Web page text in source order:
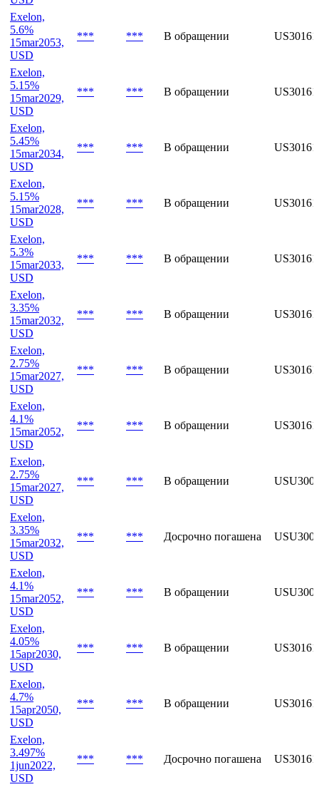
Exelon,
6.5%
15mar2055,
USD
*** *** В обращении
Exelon,
5.6%
15mar2053,
USD
*** *** В обращении
Exelon,
5.15%
15mar2029,
USD
*** *** В обращении
Exelon,
5.45%
15mar2034,
USD
*** *** В обращении
Exelon,
5.15%
15mar2028,
USD
*** *** В обращении
Exelon,
5.3%
15mar2033,
USD
*** *** В обращении
Exelon,
3.35%
15mar2032,
USD
*** *** В обращении
Exelon,
2.75%
15mar2027,
USD
*** *** В обращении
Exelon,
4.1%
15mar2052,
USD
*** *** В обращении
Exelon,
2.75%
15mar2027,
USD
*** *** В обращении
Exelon,
3.35%
15mar2032,
USD
*** *** Досрочно погашена
Exelon,
4.1%
15mar2052,
USD
*** *** В обращении
Exelon,
4.05%
15apr2030,
USD
*** *** В обращении
Exelon,
4.7%
15apr2050,
USD
*** *** В обращении